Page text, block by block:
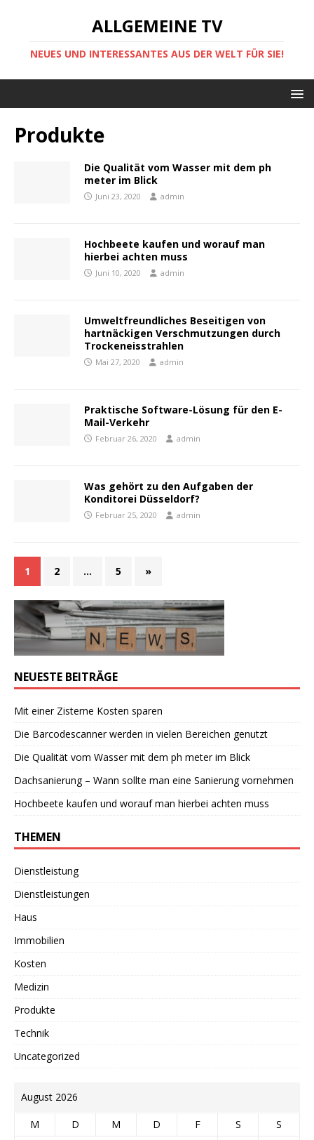
ALLGEMEINE TV
NEUES UND INTERESSANTES AUS DER WELT FÜR SIE!
Produkte
Die Qualität vom Wasser mit dem ph
meter im Blick
Juni 23, 2020 admin
Hochbeete kaufen und worauf man
hierbei achten muss
Juni 10, 2020 admin
Umweltfreundliches Beseitigen von
hartnäckigen Verschmutzungen durch
Trockeneisstrahlen
Mai 27, 2020 admin
Praktische Software-Lösung für den E-
Mail-Verkehr
Februar 26, 2020 admin
Was gehört zu den Aufgaben der
Konditorei Düsseldorf?
Februar 25, 2020 admin
1 2 … 5 »
NEUESTE BEITRÄGE
Mit einer Zisterne Kosten sparen
Die Barcodescanner werden in vielen Bereichen genutzt
Die Qualität vom Wasser mit dem ph meter im Blick
Dachsanierung – Wann sollte man eine Sanierung vornehmen
Hochbeete kaufen und worauf man hierbei achten muss
THEMEN
Dienstleistung
Dienstleistungen
Haus
Immobilien
Kosten
Medizin
Produkte
Technik
Uncategorized
August 2026
M D M D F S
S